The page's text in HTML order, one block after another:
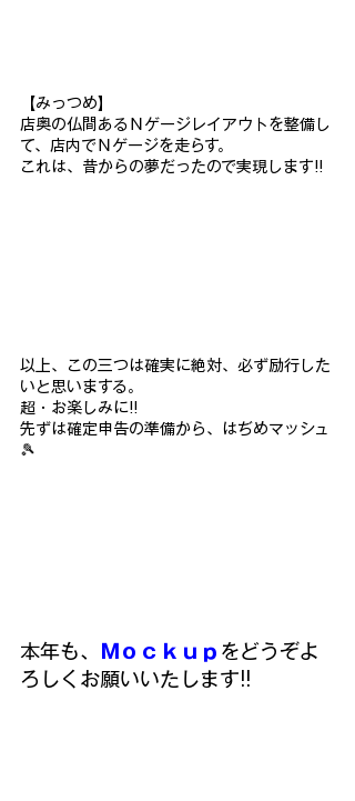
【みっつめ】
店奥の仏間あるＮゲージレイアウトを整備し
て、店内でＮゲージを走らす。
これは、昔からの夢だったので実現します!!
以上、この三つは確実に絶対、必ず励行した
いと思いまする。
超・お楽しみに!!
先ずは確定申告の準備から、はぢめマッシュ
🎾
本年も、 Ｍｏｃｋｕｐ をどうぞよ
ろしくお願いいたします!!